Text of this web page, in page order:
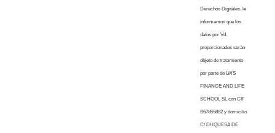
Derechos Digitales, le
informamos que los
datos por Vd.
proporcionados serán
objeto de tratamiento
por parte de LWS
FINANCE AND LIFE
SCHOOL SL con CIF
B67855882 y domicilio
C/ DUQUESA DE